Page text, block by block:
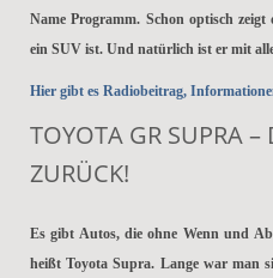
Name Programm. Schon optisch
ein SUV ist. Und natürlich ist er mit
Hier gibt es Radiobeitrag,
TOYOTA GR SUPRA –
ZURÜCK!
Es gibt Autos, die ohne Wenn und
heißt Toyota Supra. Lange war man